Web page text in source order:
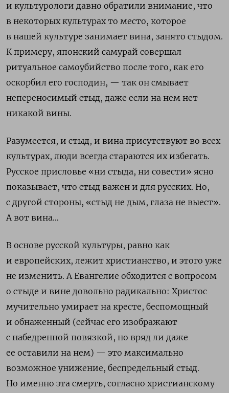
и культурологи давно обратили внимание, что
в некоторых культурах то место, которое
в нашей культуре занимает вина, занято стыдом.
К примеру, японский самурай совершал
ритуальное самоубийство после того, как его
оскорбил его господин, — так он смывает
непереносимый стыд, даже если на нем нет
никакой вины.
Разумеется, и стыд, и вина присутствуют во всех
культурах, люди всегда стараются их избегать.
Русское присловье «ни стыда, ни совести» ясно
показывает, что стыд важен и для русских. Но,
с другой стороны, «стыд не дым, глаза не выест».
А вот вина…
В основе русской культуры, равно как
и европейских, лежит христианство, и этого уже
не изменить. А Евангелие обходится с вопросом
о стыде и вине довольно радикально: Христос
мучительно умирает на кресте, беспомощный
и обнаженный (сейчас его изображают
с набедренной повязкой, но вряд ли даже
ее оставили на нем) — это максимально
возможное унижение, беспредельный стыд.
Но именно эта смерть, согласно христианскому